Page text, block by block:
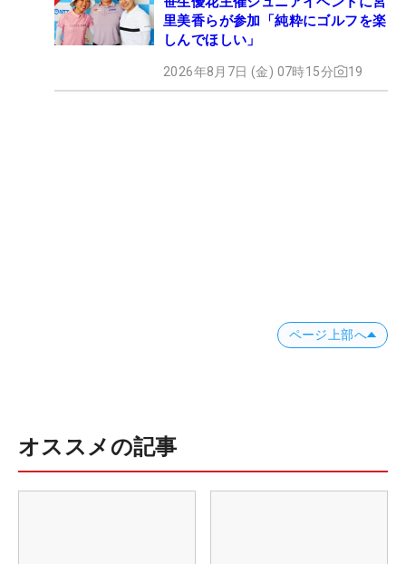
里美香らが参加「純粋にゴルフを楽
しんでほしい」
2026年8月7日 (金) 07時15分 19
ページ上部へ
オススメの記事